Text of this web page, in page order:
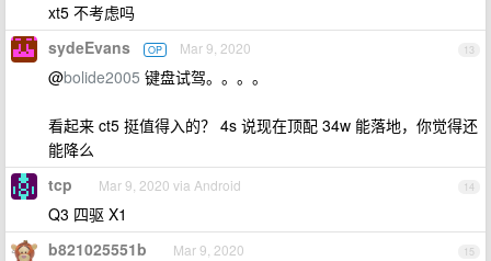
xt5 不考虑吗
13
sydeEvans OP Mar 9, 2020
@bolide2005 键盘试驾。。。。
看起来 ct5 挺值得入的？ 4s 说现在顶配 34w 能落地，你觉得还
能降么
14
tcp Mar 9, 2020 via Android
Q3 四驱 X1
15
b821025551b Mar 9, 2020